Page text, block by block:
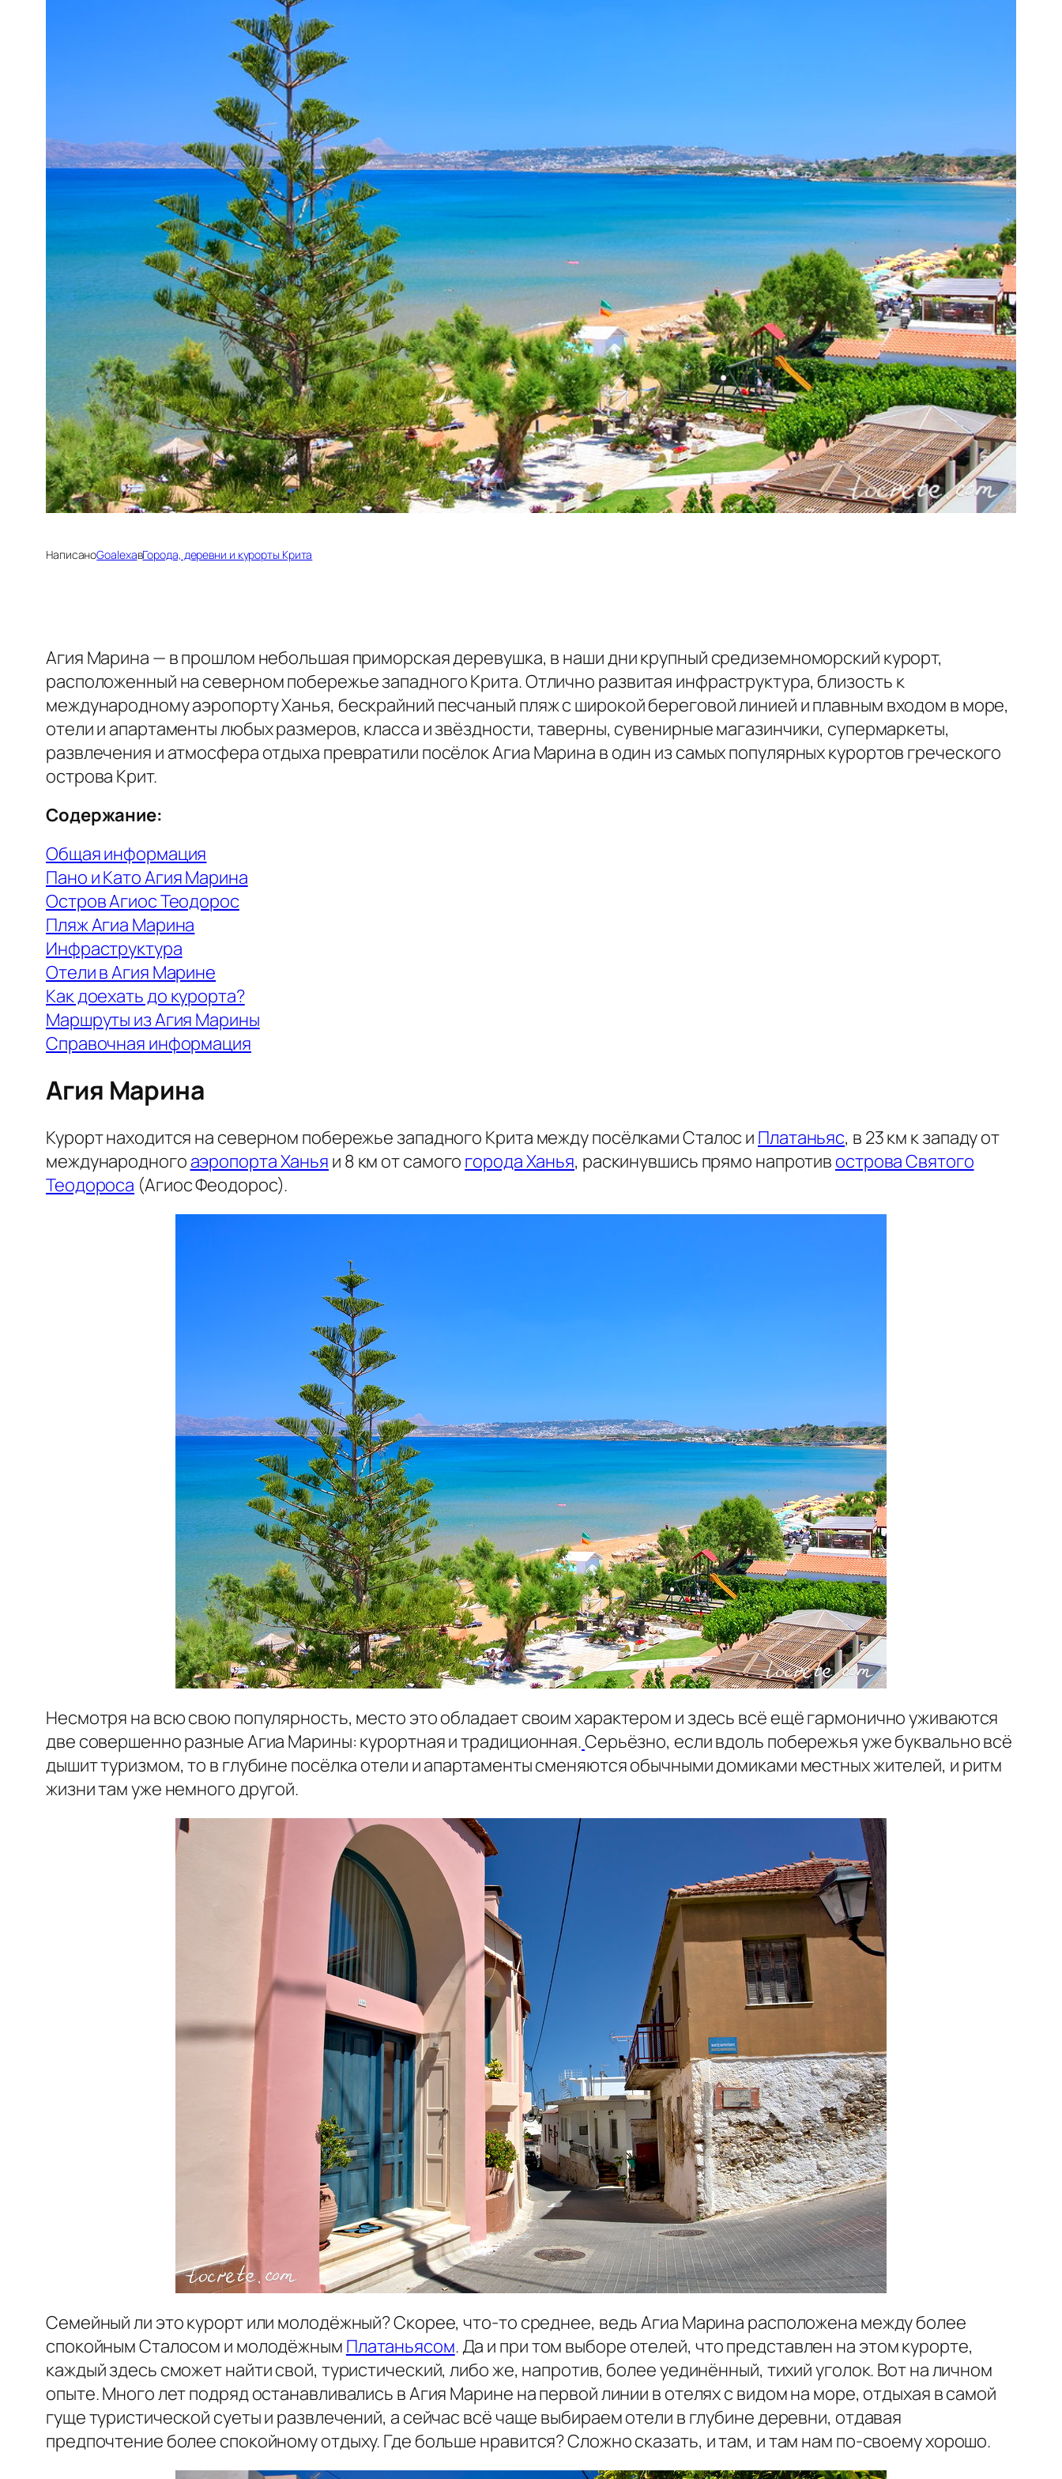
НаписаноGoalexaвГорода, деревни и курорты Крита
Агия Марина — в прошлом небольшая приморская деревушка, в наши дни крупный средиземноморский курорт,
расположенный на северном побережье западного Крита. Отлично развитая инфраструктура, близость к
международному аэропорту Ханья, бескрайний песчаный пляж с широкой береговой линией и плавным входом в море,
отели и апартаменты любых размеров, класса и звёздности, таверны, сувенирные магазинчики, супермаркеты,
развлечения и атмосфера отдыха превратили посёлок Агиа Марина в один из самых популярных курортов греческого
острова Крит.
Содержание:
Общая информация
Пано и Като Агия Марина
Остров Агиос Теодорос
Пляж Агиа Марина
Инфраструктура
Отели в Агия Марине
Как доехать до курорта?
Маршруты из Агия Марины
Справочная информация
Агия Марина
Курорт находится на северном побережье западного Крита между посёлками Сталос и Платаньяс, в 23 км к западу от
международного аэропорта Ханья и 8 км от самого города Ханья, раскинувшись прямо напротив острова Святого
Теодороса (Агиос Феодорос).
Несмотря на всю свою популярность, место это обладает своим характером и здесь всё ещё гармонично уживаются
две совершенно разные Агиа Марины: курортная и традиционная.Серьёзно, если вдоль побережья уже буквально всё
дышит туризмом, то в глубине посёлка отели и апартаменты сменяются обычными домиками местных жителей, и ритм
жизни там уже немного другой.
Семейный ли это курорт или молодёжный? Скорее, что-то среднее, ведь Агиа Марина расположена между более
спокойным Сталосом и молодёжным Платаньясом. Да и при том выборе отелей, что представлен на этом курорте,
каждый здесь сможет найти свой, туристический, либо же, напротив, более уединённый, тихий уголок. Вот на личном
опыте. Много лет подряд останавливались в Агия Марине на первой линии в отелях с видом на море, отдыхая в самой
гуще туристической суеты и развлечений, а сейчас всё чаще выбираем отели в глубине деревни, отдавая
предпочтение более спокойному отдыху. Где больше нравится? Сложно сказать, и там, и там нам по-своему хорошо.